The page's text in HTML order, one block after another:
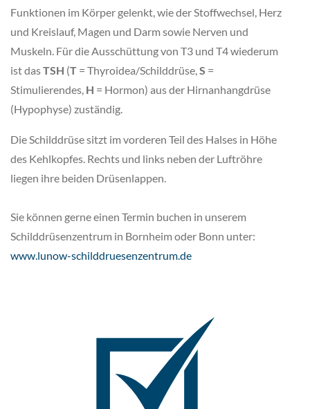
Funktionen im Körper gelenkt, wie der Stoffwechsel, Herz
und Kreislauf, Magen und Darm sowie Nerven und
Muskeln. Für die Ausschüttung von T3 und T4 wiederum
ist dasTSH (T = Thyroidea/Schilddrüse, S =
Stimulierendes, H = Hormon) aus der Hirnanhangdrüse
(Hypophyse) zuständig.
Die Schilddrüse sitzt im vorderen Teil des Halses in Höhe
des Kehlkopfes. Rechts und links neben der Luftröhre
liegen ihre beiden Drüsenlappen.
Sie können gerne einen Termin buchen in unserem
Schilddrüsenzentrum in Bornheim oder Bonn unter:
www.lunow-schilddruesenzentrum.de